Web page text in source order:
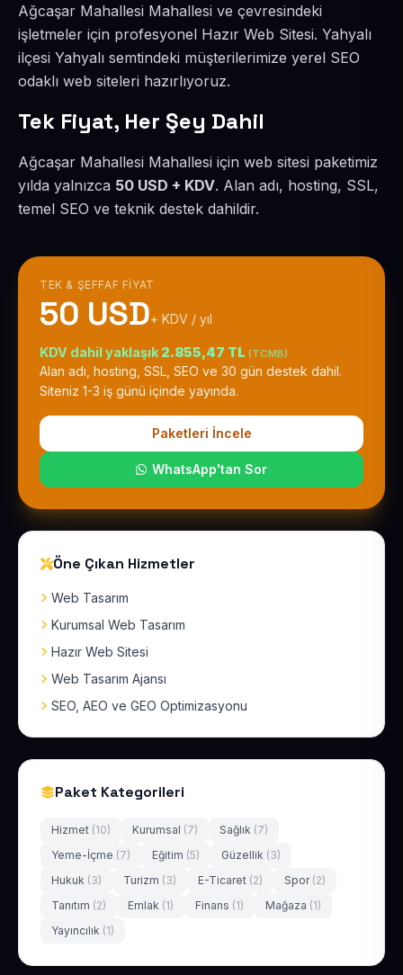
Ağcaşar Mahallesi Mahallesi ve çevresindeki
işletmeler için profesyonel Hazır Web Sitesi. Yahyalı
ilçesi Yahyalı semtindeki müşterilerimize yerel SEO
odaklı web siteleri hazırlıyoruz.
Tek Fiyat, Her Şey Dahil
Ağcaşar Mahallesi Mahallesi için web sitesi paketimiz
yılda yalnızca 50 USD + KDV. Alan adı, hosting, SSL,
temel SEO ve teknik destek dahildir.
TEK & ŞEFFAF FIYAT
50 USD+ KDV / yıl
KDV dahil yaklaşık 2.855,47 TL (TCMB)
Alan adı, hosting, SSL, SEO ve 30 gün destek dahil.
Siteniz 1-3 iş günü içinde yayında.
Paketleri İncele
WhatsApp'tan Sor
Öne Çıkan Hizmetler
Web Tasarım
Kurumsal Web Tasarım
Hazır Web Sitesi
Web Tasarım Ajansı
SEO, AEO ve GEO Optimizasyonu
Paket Kategorileri
Hizmet (10) Kurumsal (7) Sağlık (7)
Yeme-İçme (7) Eğitim (5) Güzellik (3)
Hukuk (3) Turizm (3) E-Ticaret (2) Spor (2)
Tanıtım (2) Emlak (1) Finans (1) Mağaza (1)
Yayıncılık (1)